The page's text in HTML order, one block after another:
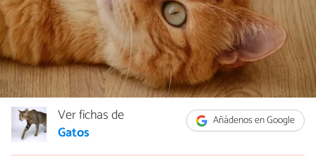
Añádenos en Google
Ver fichas de
Gatos